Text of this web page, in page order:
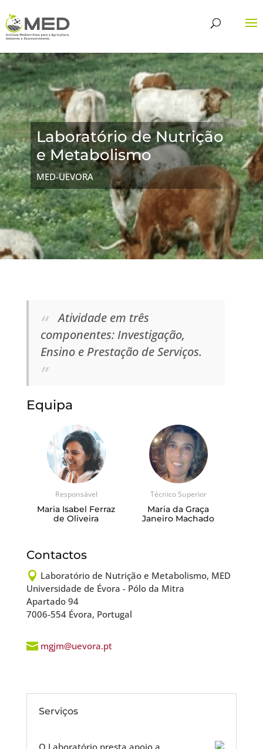
Laboratório de Nutrição
e Metabolismo
MED-UEVORA
Atividade em três
componentes: Investigação,
Ensino e Prestação de Serviços.
Equipa
Responsável
Maria Isabel Ferraz
de Oliveira
Técnico Superior
Maria da Graça
Janeiro Machado
Contactos
 Laboratório de Nutrição e Metabolismo, MED
Universidade de Évora - Pólo da Mitra
Apartado 94
7006-554 Évora, Portugal
 mgjm@uevora.pt
Serviços
O Laboratório presta apoio a